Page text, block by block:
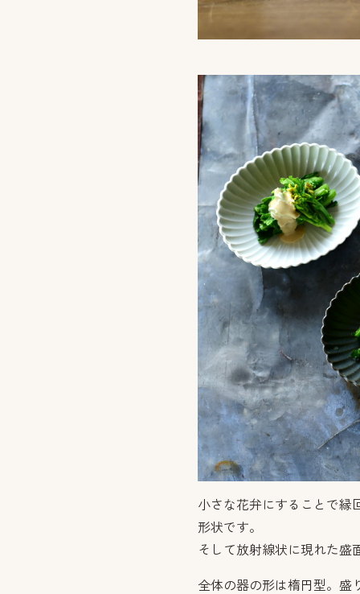
小さな花弁にすることで縁
形状です。
そして放射線状に現れた盛
全体の器の形は楕円型。盛